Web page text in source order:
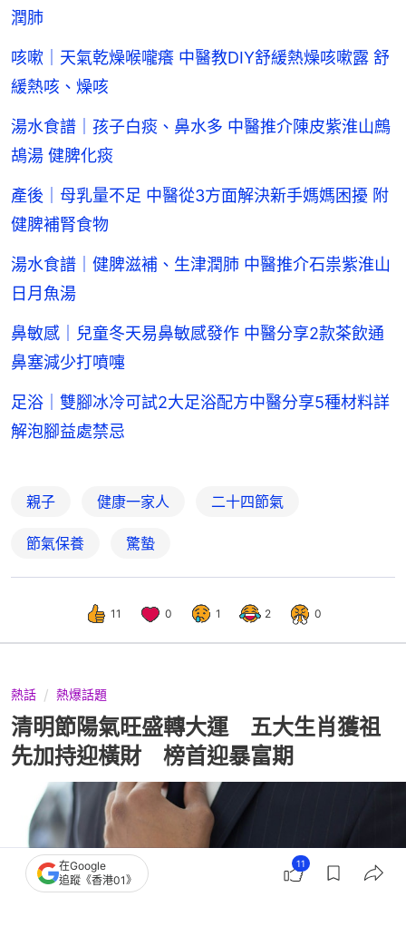
潤肺
咳嗽｜天氣乾燥喉嚨癢 中醫教DIY舒緩熱燥咳嗽露 舒
緩熱咳、燥咳
湯水食譜｜孩子白痰、鼻水多 中醫推介陳皮紫淮山鷓
鴣湯 健脾化痰
產後｜母乳量不足 中醫從3方面解決新手媽媽困擾 附
健脾補腎食物
湯水食譜｜健脾滋補、生津潤肺 中醫推介石祟紫淮山
日月魚湯
鼻敏感｜兒童冬天易鼻敏感發作 中醫分享2款茶飲通
鼻塞減少打噴嚏
足浴｜雙腳冰冷可試2大足浴配方中醫分享5種材料詳
解泡腳益處禁忌
親子 健康一家人 二十四節氣
節氣保養 驚蟄
11 0 1 2 0
熱話 熱爆話題
清明節陽氣旺盛轉大運 五大生肖獲祖
先加持迎橫財 榜首迎暴富期
在Google
追蹤《香港01》
11